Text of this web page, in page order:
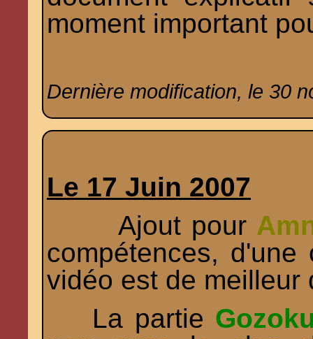
moment important
Dernière modification, le 30
Le 17 Juin 2007
Ajout pour
compétences,
vidéo est de meilleur
La partie